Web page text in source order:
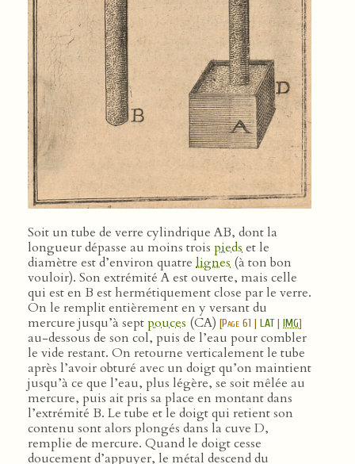
Soit un tube de verre cylindrique AB, dont la
longueur dépasse au moins trois piedset le
diamètre est d’environ quatre lignes (à ton bon
vouloir). Son extrémité A est ouverte, mais celle
qui est en B est hermétiquement close par le verre.
On le remplit entièrement en y versant du
mercure jusqu’à septpouces (CA) [Page 61 LAT| IMG]
au-dessous de son col, puis de l’eau pour combler
le vide restant. On retourne verticalement le tube
après l’avoir obturé avec un doigt qu’on maintient
jusqu’à ce que l’eau, plus légère, se soit mêlée au
mercure, puis ait pris sa place en montant dans
l’extrémité B. Le tube et le doigt qui retient son
contenu sont alors plongés dans la cuve D,
remplie de mercure. Quand le doigt cesse
doucement d’appuyer, le métal descend du